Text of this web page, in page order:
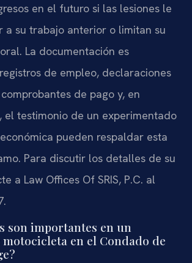
en el futuro si las lesiones le
a su trabajo anterior o limitan su
La documentación es
de empleo, declaraciones
de pago y, en
el testimonio de un experimentado
pueden respaldar esta
Para discutir los detalles de su
a Law Offices Of SRIS, P.C. al
son importantes en un
en el Condado de